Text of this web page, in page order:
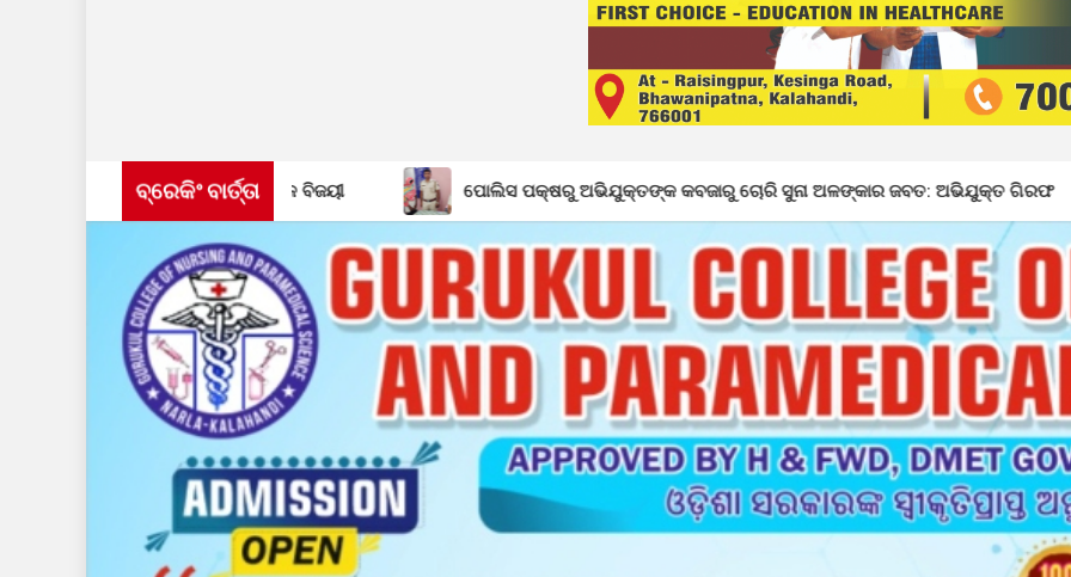
ବ୍ରେକିଂ ବାର୍ତ୍ତା
ସିପାଞ୍ଜିରୀ ଦଳ ବିଜୟୀ ପୋଲିସ ପକ୍ଷରୁ ଅଭିଯୁକ୍ତଙ୍କ କବଜାରୁ ଚୋରି ସୁନା ଅଳଙ୍କାର ଜବତ: ଅଭିଯୁକ୍ତ ଗିରଫ ନର୍ଲାରେ